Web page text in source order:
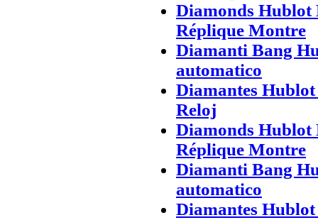
Diamonds Hublot
Réplique Montre
Diamanti Bang
automatico
Diamantes
Reloj
Diamonds Hublot
Réplique Montre
Diamanti Bang
automatico
Diamantes